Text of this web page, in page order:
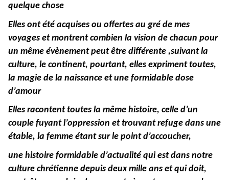
quelque chose
Elles ont été acquises ou offertes au gré de mes
voyages et montrent combien la vision de chacun pour
un même évènement peut être différente ,suivant la
culture, le continent, pourtant, elles expriment toutes,
la magie de la naissance et une formidable dose
d’amour
Elles racontent toutes la même histoire, celle d’un
couple fuyant l’oppression et trouvant refuge dans une
étable, la femme étant sur le point d’accoucher,
une histoire formidable d’actualité qui est dans notre
culture chrétienne depuis deux mille ans et qui doit,